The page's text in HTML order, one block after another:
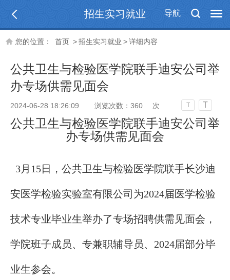
导航
招生实习就业
您的位置： 首页 >招生实习就业 >详细内容
公共卫生与检验医学院联手迪安公司举
办专场供需见面会
2024-06-28 18:26:09 浏览次数： 360 次 T T
公共卫生与检验医学院联手迪安公司举
办专场供需见面会
3月15日， 公共卫生与检验医学院联手长沙迪
安医学检验实验室有限公司为2024届医学检验
技术专业毕业生举办了专场招聘供需见面会，
学院班子成员、专兼职辅导员、2024届部分毕
业生参会。